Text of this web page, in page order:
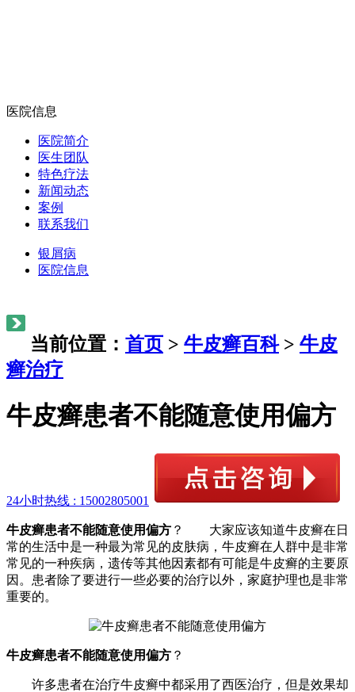
医院信息
医院简介
医生团队
特色疗法
新闻动态
案例
联系我们
银屑病
医院信息
当前位置： 首页 > 牛皮癣百科> 牛皮
癣治疗
牛皮癣患者不能随意使用偏方
24小时热线 : 15002805001
牛皮癣患者不能随意使用偏方 ？ 大家应该知道牛皮癣在日
常的生活中是一种最为常见的皮肤病，牛皮癣在人群中是非常
常见的一种疾病，遗传等其他因素都有可能是牛皮癣的主要原
因。患者除了要进行一些必要的治疗以外，家庭护理也是非常
重要的。
牛皮癣患者不能随意使用偏方 ？
许多患者在治疗牛皮癣中都采用了西医治疗，但是效果却